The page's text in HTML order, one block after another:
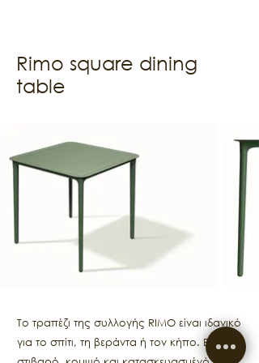
Rimo square dining
table
Το τραπέζι της συλλογής RIMO είναι ιδανικό
για το σπίτι, τη βεράντα ή τον κήπο. Είναι